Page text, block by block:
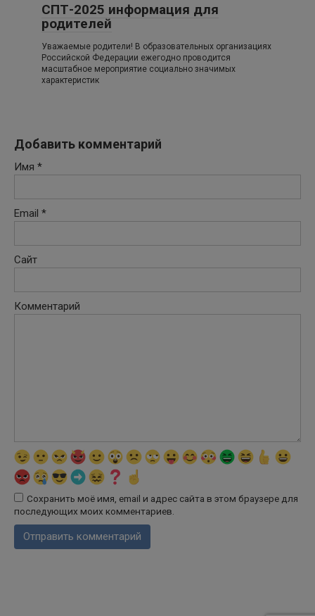
СПТ-2025 информация для
родителей
Уважаемые родители! В образовательных организациях
Российской Федерации ежегодно проводится
масштабное мероприятие социально значимых
характеристик
Добавить комментарий
Имя *
Email *
Сайт
Комментарий
Сохранить моё имя, email и адрес сайта в этом браузере для
последующих моих комментариев.